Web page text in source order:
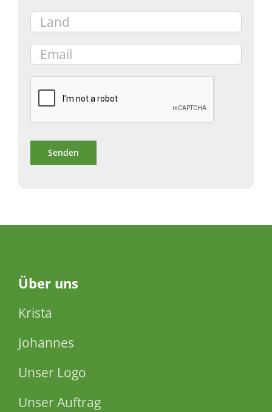
Über uns
Krista
Johannes
Unser Logo
Unser Auftrag